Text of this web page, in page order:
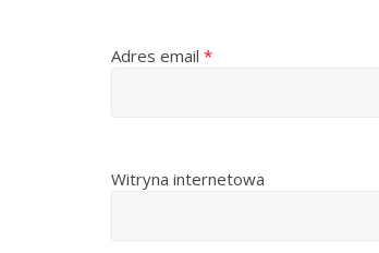
Adres email *
Witryna internetowa